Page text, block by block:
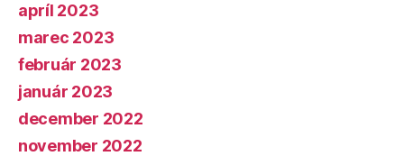
apríl 2023
marec 2023
február 2023
január 2023
december 2022
november 2022